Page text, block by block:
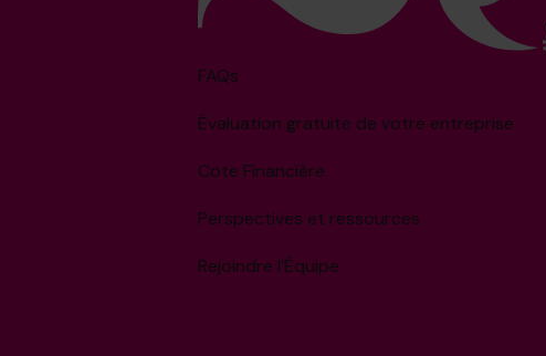
FAQs
Évaluation gratuite de votre entreprise
Cote Financière
Perspectives et ressources
Rejoindre l’Équipe